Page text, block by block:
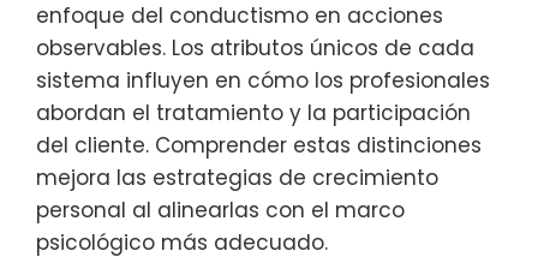
enfoque del conductismo en acciones
observables. Los atributos únicos de cada
sistema influyen en cómo los profesionales
abordan el tratamiento y la participación
del cliente. Comprender estas distinciones
mejora las estrategias de crecimiento
personal al alinearlas con el marco
psicológico más adecuado.